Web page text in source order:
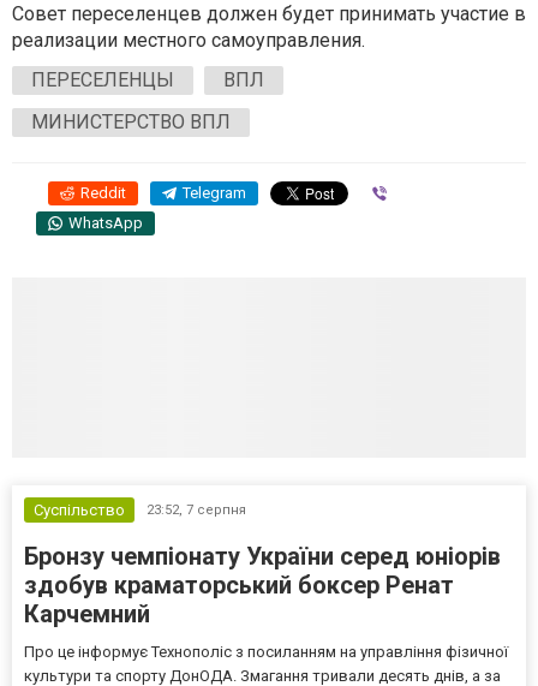
Совет переселенцев должен будет принимать участие в
реализации местного самоуправления.
ПЕРЕСЕЛЕНЦЫ
ВПЛ
МИНИСТЕРСТВО ВПЛ
Reddit Telegram
WhatsApp
Суспільство 23:52, 7 серпня
Бронзу чемпіонату України серед юніорів
здобув краматорський боксер Ренат
Карчемний
Про це інформує Технополіс з посиланням на управління фізичної
культури та спорту ДонОДА. Змагання тривали десять днів, а за